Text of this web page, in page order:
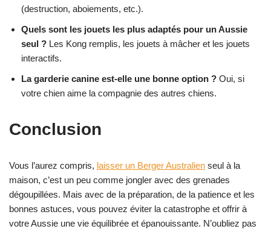
(destruction, aboiements, etc.).
Quels sont les jouets les plus adaptés pour un Aussie
seul ? Les Kong remplis, les jouets à mâcher et les jouets
interactifs.
La garderie canine est-elle une bonne option ? Oui, si
votre chien aime la compagnie des autres chiens.
Conclusion
Vous l’aurez compris, laisser un Berger Australien seul à la
maison, c’est un peu comme jongler avec des grenades
dégoupillées. Mais avec de la préparation, de la patience et les
bonnes astuces, vous pouvez éviter la catastrophe et offrir à
votre Aussie une vie équilibrée et épanouissante. N’oubliez pas